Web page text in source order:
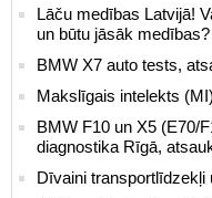
Lāču medības Latvijā!
un būtu jāsāk medības?
BMW X7 auto tests,
Makslīgais intelekts (MI)
BMW F10 un X5 (E70/
diagnostika Rīgā,
Dīvaini transportlīdzekļi